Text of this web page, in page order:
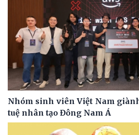
Nhóm sinh viên Việt Nam
tuệ nhân tạo Đông Nam Á